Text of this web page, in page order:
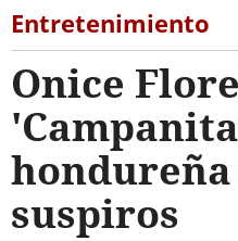
Entretenimiento
Onice
suspiros